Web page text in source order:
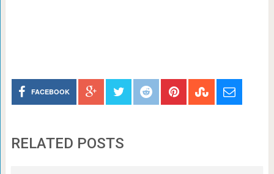
FACEBOOK
RELATED POSTS